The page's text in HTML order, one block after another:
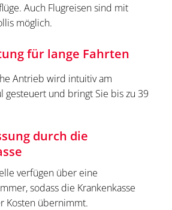
Auch Flugreisen sind mit
möglich.
für lange Fahrten
Antrieb wird intuitiv am
gesteuert und bringt Sie bis zu 39
durch die
verfügen über eine
sodass die Krankenkasse
Kosten übernimmt.